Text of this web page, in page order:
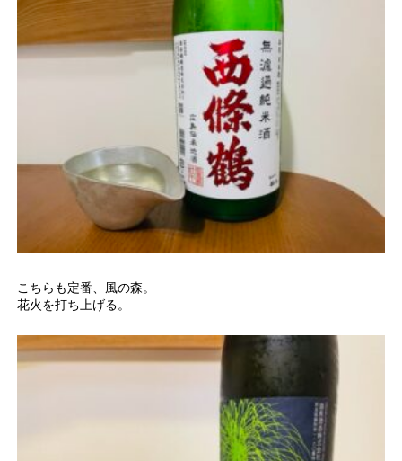
こちらも定番、風の森。
花火を打ち上げる。